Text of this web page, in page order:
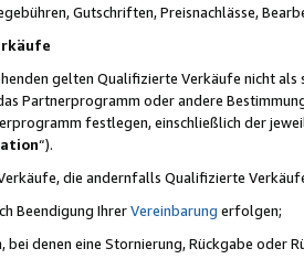
Gutschriften, Preisnachlässe,
gelten Qualifizierte Verkäufe nicht
Partnerprogramm oder andere
festlegen, einschließlich der
“).
die andernfalls Qualifizierte
Beendigung IhrerVereinbarung erfolgen;
bei denen eine Stornierung, Rückgabe oder